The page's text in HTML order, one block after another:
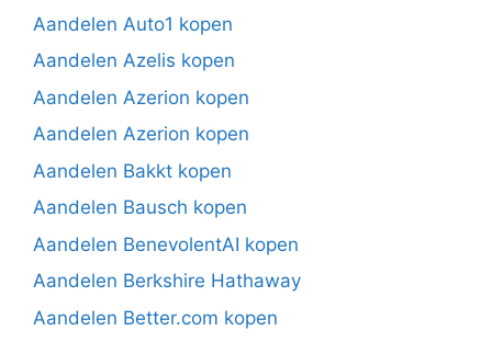
Aandelen Auto1 kopen
Aandelen Azelis kopen
Aandelen Azerion kopen
Aandelen Azerion kopen
Aandelen Bakkt kopen
Aandelen Bausch kopen
Aandelen BenevolentAI kopen
Aandelen Berkshire Hathaway
Aandelen Better.com kopen